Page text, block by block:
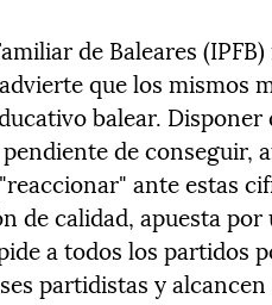
de Baleares
que los mismos
balear.
de conseguir,
ante estas
de calidad, apuesta
a todos los partidos
partidistas y